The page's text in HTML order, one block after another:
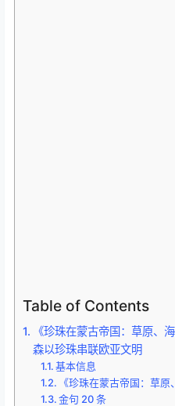
Table of Contents
《珍珠在蒙古帝国：草原、
森以珍珠串联欧亚文明
基本信息
《珍珠在蒙古帝国：草
金句 20 条